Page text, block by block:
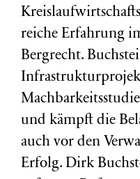
reiche Erfahrung
Bergrecht.
und kämpft die
auch vor den
Erfolg. Dirk